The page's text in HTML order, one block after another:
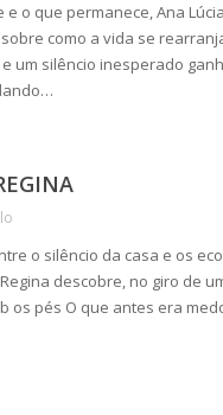
e o que permanece, Ana
como a vida se
um silêncio inesperado
o silêncio da casa e os
descobre, no giro de
os pés O que antes era